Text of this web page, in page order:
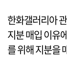
한화갤러리아
지분 매입 이유
를 위해 지분을